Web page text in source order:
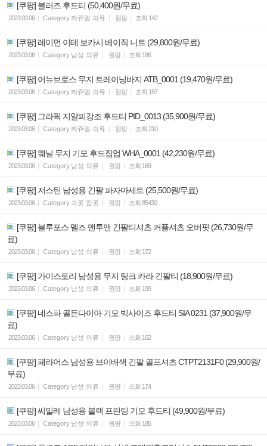
[쿠팡] 블러즈 후드티 (50,400원/무료)
2023.03.06 Category 캐쥬얼 의류 원팡 조회 142
[쿠팡] 레이먼 이테 보카시 베이직 니트 (29,800원/무료)
2023.03.06 Category 남성 의류 원팡 조회 186
[쿠팡] 어뉴브로스 무지 트레이닝바지 ATB_0001 (19,470원/무료)
2023.03.06 Category 캐쥬얼 의류 원팡 조회 187
[쿠팡] 그라픽 지알피강조 후드티 PID_0013 (35,900원/무료)
2023.03.06 Category 캐쥬얼 의류 원팡 조회 210
[쿠팡] 웨닐 무지 기모 후드집업 WHA_0001 (42,230원/무료)
2023.03.06 Category 남성 의류 원팡 조회 169
[쿠팡] 저스틴 남성용 긴팔 파자마세트 (25,500원/무료)
2023.03.06 Category 속옷 잠옷 원팡 조회 85430
[쿠팡] 블루포스 멜즈 맨투맨 긴팔티셔츠 커플셔츠 오버핏 (26,730원/무
료)
2023.03.06 Category 남성 의류 원팡 조회 172
[쿠팡] 가이스토리 남성용 무지 팅크 카라 긴팔티 (18,900원/무료)
2023.03.06 Category 남성 의류 원팡 조회 199
[쿠팡] 네스파 골든다이아 기모 빅사이즈 후드티 SIA 0231 (37,900원/무
료)
2023.03.06 Category 남성 의류 원팡 조회 162
[쿠팡] 페라어스 남성용 브이배색 긴팔 골프셔츠 CTPT2131F0 (29,900원/
무료)
2023.03.06 Category 남성 의류 원팡 조회 174
[쿠팡] 씨밀레 남성용 블랙 프린팅 기모 후드티 (49,900원/무료)
2023.03.06 Category 남성 의류 원팡 조회 185